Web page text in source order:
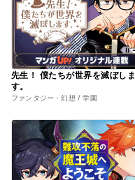
先生！ 僕たちが世界を滅ぼしま
す。
ファンタジー・幻想 / 学園